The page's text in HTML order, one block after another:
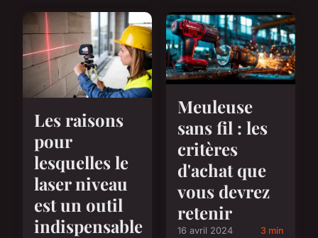
Les raisons
pour
lesquelles le
laser niveau
est un outil
indispensable
Meuleuse
sans fil : les
critères
d'achat que
vous devrez
retenir
16 avril 2024 3 min